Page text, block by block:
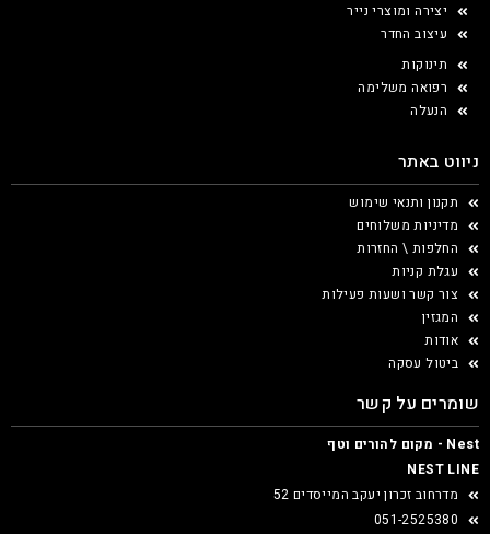
יצירה ומוצרי נייר
עיצוב החדר
תינוקות
רפואה משלימה
הנעלה
ניווט באתר
תקנון ותנאי שימוש
מדיניות משלוחים
החלפות \ החזרות
עגלת קניות
צור קשר ושעות פעילות
המגזין
אודות
ביטול עסקה
שומרים על קשר
Nest - מקום להורים וטף
NEST LINE
מדרחוב זכרון יעקב המייסדים 52
051-2525380